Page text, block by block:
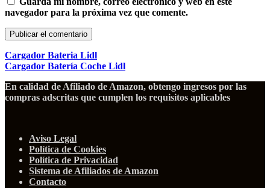
navegador para la próxima vez que comente.
Cargador Bateria Lidl
Cargador Batería Coche Lidl
En calidad de Afiliado de Amazon, obtengo ingresos por las
compras adscritas que cumplen los requisitos aplicables
Aviso Legal
Política de Cookies
Política de Privacidad
Sistema de Afiliados de Amazon
Contacto